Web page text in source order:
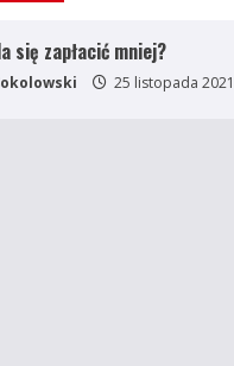
się zapłacić mniej?
25 listopada 2021